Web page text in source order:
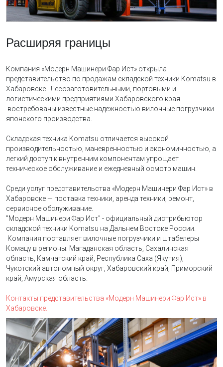
Расширяя границы
Компания «Модерн Машинери Фар Ист» открыла
представительство по продажам складской техники Komatsu в
Хабаровске. Лесозаготовительными, портовыми и
логистическими предприятиями Хабаровского края
востребованы известные надежностью вилочные погрузчики
японского производства.
Складская техника Komatsu отличается высокой
производительностью, маневренностью и экономичностью, а
легкий доступ к внутренним компонентам упрощает
техническое обслуживание и ежедневный осмотр машин.
Среди услуг представительства «Модерн Машинери Фар Ист» в
Хабаровске — поставка техники, аренда техники, ремонт,
сервисное обслуживание.
"Модерн Машинери Фар Ист" - официальный дистрибьютор
складской техники Komatsu на Дальнем Востоке России.
Компания поставляет вилочные погрузчики и штабелеры
Комацу в регионы: Магаданская область, Сахалинская
область, Камчатский край, Республика Саха (Якутия),
Чукотский автономный округ, Хабаровский край, Приморский
край, Амурская область.
Контакты представительства «Модерн Машинери Фар Ист» в
Хабаровске.